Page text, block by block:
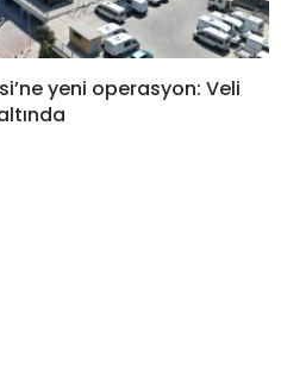
yeni operasyon: Veli